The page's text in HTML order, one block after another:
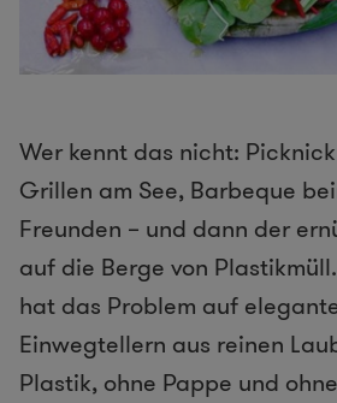
Wer kennt das nicht:
Grillen am See, Barbeque
Freunden – und dann der
auf die Berge von
hat das Problem auf
Einwegtellern aus reinen
Plastik, ohne Pappe und